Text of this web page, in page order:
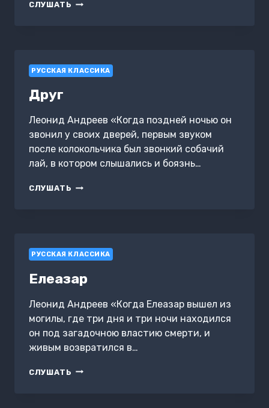
СЛУШАТЬ ПАМЯТНИК
РУССКАЯ КЛАССИКА
Друг
Леонид Андреев «Когда поздней ночью он
звонил у своих дверей, первым звуком
после колокольчика был звонкий собачий
лай, в котором слышались и боязнь…
СЛУШАТЬ ДРУГ
РУССКАЯ КЛАССИКА
Елеазар
Леонид Андреев «Когда Елеазар вышел из
могилы, где три дня и три ночи находился
он под загадочною властию смерти, и
живым возвратился в…
СЛУШАТЬ ЕЛЕАЗАР